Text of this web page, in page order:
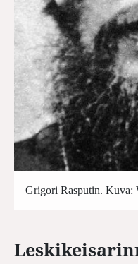
Grigori Rasputin. Kuva: